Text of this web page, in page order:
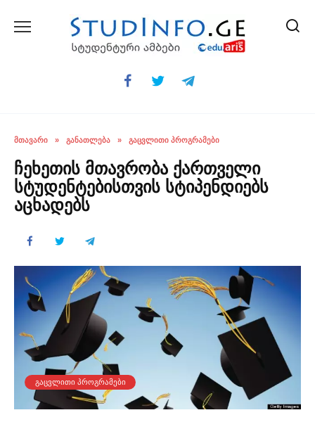
ᲛᲗᲐᲕᲐᲠᲘ » ᲒᲐᲜᲐᲗᲚᲔᲑᲐ » ᲒᲐᲪᲕᲚᲘᲗᲘ ᲞᲠᲝᲒᲠᲐᲛᲔᲑᲘ
ჩეხეთის მთავრობა ქართველი
სტუდენტებისთვის სტიპენდიებს
აცხადებს
ᲒᲐᲪᲕᲚᲘᲗᲘ ᲞᲠᲝᲒᲠᲐᲛᲔᲑᲘ